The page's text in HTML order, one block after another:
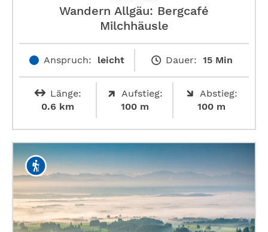
Wandern Allgäu: Bergcafé
Milchhäusle
Anspruch: leicht Dauer: 15 Min
Länge:
0.6 km
Aufstieg:
100 m
Abstieg:
100 m